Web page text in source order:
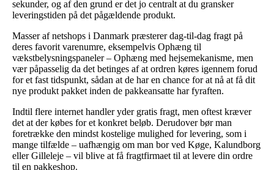
sekunder, og af den grund er det jo centralt at du gransker
leveringstiden på det pågældende produkt.
Masser af netshops i Danmark præsterer dag-til-dag fragt på
deres favorit varenumre, eksempelvis Ophæng til
vækstbelysningspaneler – Ophæng med hejsemekanisme, men
vær påpasselig da det betinges af at ordren køres igennem forud
for et fast tidspunkt, sådan at de har en chance for at nå at få dit
nye produkt pakket inden de pakkeansatte har fyraften.
Indtil flere internet handler yder gratis fragt, men oftest kræver
det at der købes for et konkret beløb. Derudover bør man
foretrække den mindst kostelige mulighed for levering, som i
mange tilfælde – uafhængig om man bor ved Køge, Kalundborg
eller Gilleleje – vil blive at få fragtfirmaet til at levere din ordre
til en pakkeshop.